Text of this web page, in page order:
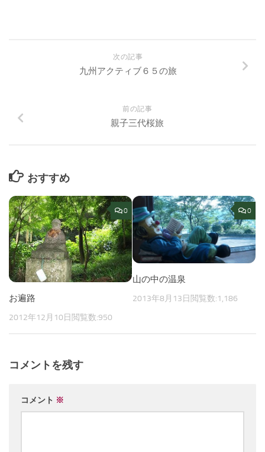
次の記事
九州アクティブ６５の旅
前の記事
親子三代桜旅
おすすめ
0
お遍路
2012年12月10日 閲覧数:950
0
山の中の温泉
2013年8月13日 閲覧数:1,186
コメントを残す
コメント ※